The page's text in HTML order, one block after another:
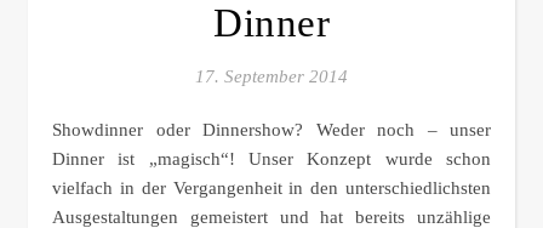
Dinner
17. September 2014
Showdinner oder Dinnershow? Weder noch – unser
Dinner ist „magisch“! Unser Konzept wurde schon
vielfach in der Vergangenheit in den unterschiedlichsten
Ausgestaltungen gemeistert und hat bereits unzählige